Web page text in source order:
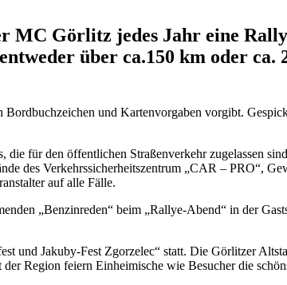
MC Görlitz jedes Jahr eine
über ca.150 km oder
Bordbuchzeichen und Kartenvorgaben vorgibt.
die für den öffentlichen Straßenverkehr zugelassen
des Verkehrssicherheitszentrum „CAR – PRO“,
auf alle Fälle.
„Benzinreden“ beim „Rallye-Abend“ in der
und Jakuby-Fest Zgorzelec“ statt. Die Görlitzer
Region feiern Einheimische wie Besucher die